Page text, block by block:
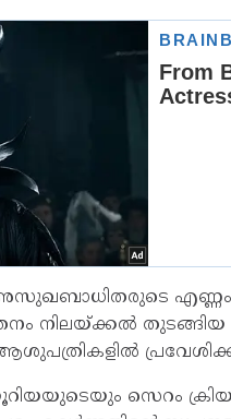
എണ്ണം
നിലയ്ക്കല്‍
സെറം